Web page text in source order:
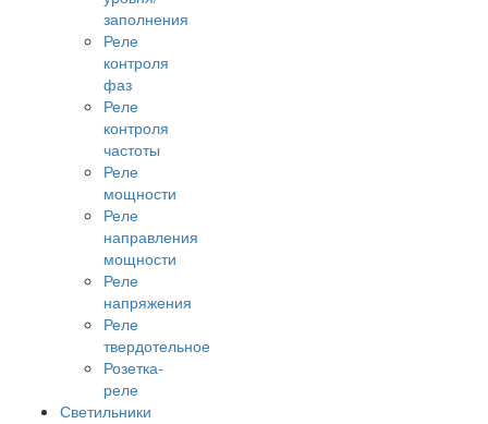
заполнения
Реле
контроля
фаз
Реле
контроля
частоты
Реле
мощности
Реле
направления
мощности
Реле
напряжения
Реле
твердотельное
Розетка-
реле
Светильники